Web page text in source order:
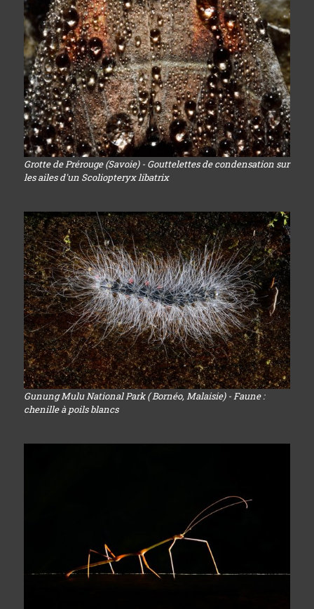
Grotte de Prérouge (Savoie) - Gouttelettes de condensation sur
les ailes d'un Scoliopteryx libatrix
Gunung Mulu National Park ( Bornéo, Malaisie) - Faune :
chenille à poils blancs